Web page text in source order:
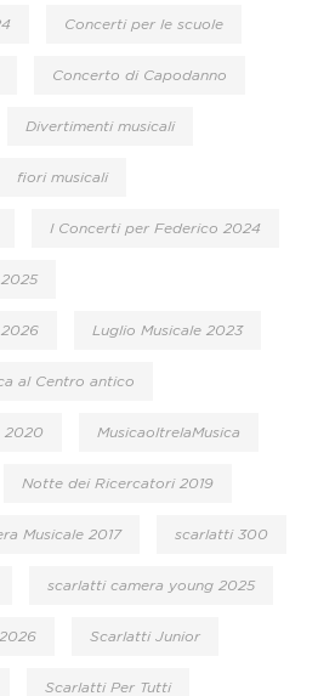
Concerti per le scuole
Concerto di Capodanno
Divertimenti musicali
fiori musicali
I Concerti per Federico 2024
Luglio Musicale 2023
al Centro antico
2020 MusicaoltrelaMusica
Notte dei Ricercatori 2019
Musicale 2017 scarlatti 300
scarlatti camera young 2025
Scarlatti Junior
Scarlatti Per Tutti